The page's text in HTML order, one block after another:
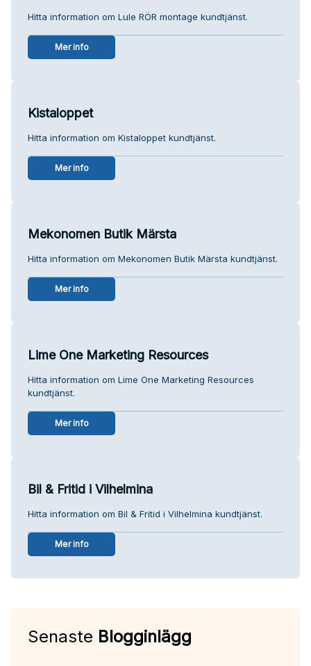
Hitta information om Lule RÖR montage kundtjänst.
Mer info
Kistaloppet
Hitta information om Kistaloppet kundtjänst.
Mer info
Mekonomen Butik Märsta
Hitta information om Mekonomen Butik Märsta kundtjänst.
Mer info
Lime One Marketing Resources
Hitta information om Lime One Marketing Resources
kundtjänst.
Mer info
Bil & Fritid i Vilhelmina
Hitta information om Bil & Fritid i Vilhelmina kundtjänst.
Mer info
Senaste Blogginlägg